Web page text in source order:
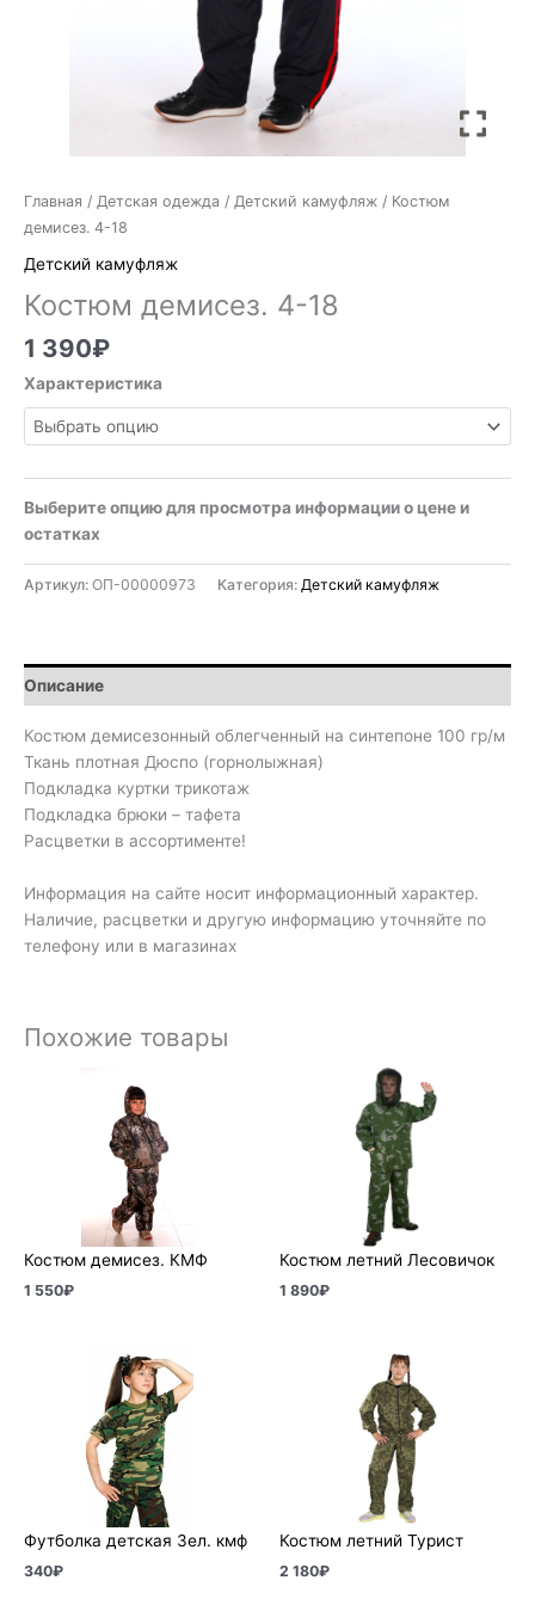
Главная / Детская одежда / Детский камуфляж / Костюм
демисез. 4-18
Детский камуфляж
Костюм демисез. 4-18
1 390₽
Характеристика
Выберите опцию для просмотра информации о цене и
остатках
Артикул: ОП-00000973 Категория: Детский камуфляж
Описание
Костюм демисезонный облегченный на синтепоне 100 гр/м
Ткань плотная Дюспо (горнолыжная)
Подкладка куртки трикотаж
Подкладка брюки – тафета
Расцветки в ассортименте!
Информация на сайте носит информационный характер.
Наличие, расцветки и другую информацию уточняйте по
телефону или в магазинах
Похожие товары
Костюм демисез. КМФ
1 550₽
Костюм летний Лесовичок
1 890₽
Футболка детская Зел. кмф
340₽
Костюм летний Турист
2 180₽